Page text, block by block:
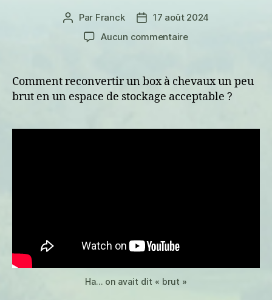
Auteur
l’article
Par Franck
Date17 août 2024
Aucun commentairesur
rangement
dans
Comment reconvertir un box à chevaux un peu
brut en un espace de stockage acceptable ?
Ha… on avait dit « brut »